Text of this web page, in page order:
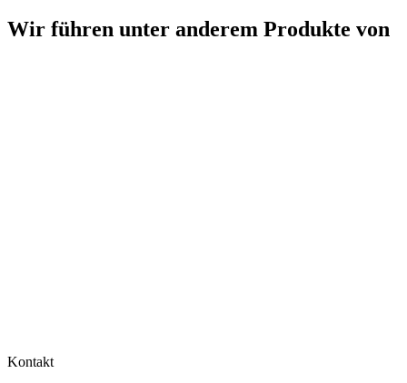
Wir führen unter anderem Produkte von
Kontakt